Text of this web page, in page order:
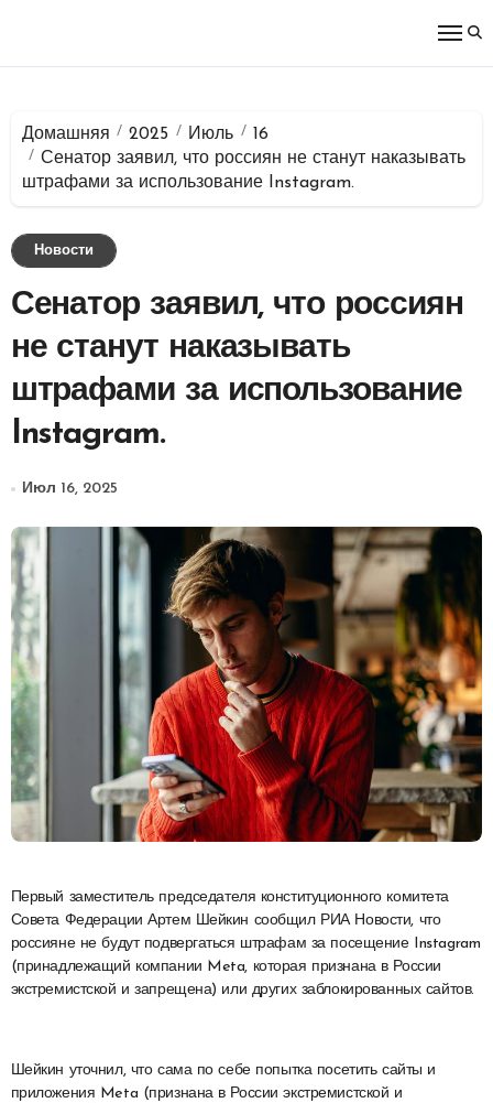
Домашняя 2025 Июль
16
Сенатор заявил, что россиян не станут наказывать
штрафами за использование Instagram.
Новости
Сенатор заявил, что россиян
не станут наказывать
штрафами за использование
Instagram.
Июл 16, 2025
Первый заместитель председателя конституционного комитета
Совета Федерации Артем Шейкин сообщил РИА Новости, что
россияне не будут подвергаться штрафам за посещение Instagram
(принадлежащий компании Meta, которая признана в России
экстремистской и запрещена) или других заблокированных сайтов.
Шейкин уточнил, что сама по себе попытка посетить сайты и
приложения Meta (признана в России экстремистской и